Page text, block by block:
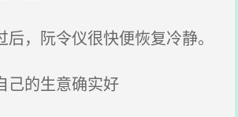
，阮令仪很快便恢复冷静。
的生意确实好